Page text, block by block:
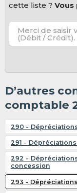
cette liste ?Vous
Merci de saisir
(Débit / Crédit).
D’autres
comptable
290 -
291 -
292 -
concession
293 -